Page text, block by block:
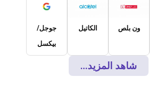
ون بلص الكاتيل
جوجل/
بيكسل
شاهد المزيد...